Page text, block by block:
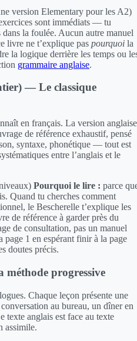
version Elementary pour les A2)
sont immédiats — tu
la foulée. Aucun autre manuel
livre ne t’explique pas pourquoi la
la logique derrière les temps ou
grammaire anglaise.
— Le classique
en français. La version anglaise
de référence exhaustif, pensé
syntaxe, phonétique — tout est
entre l’anglais et le
Pourquoi le lire : parce
Quand tu cherches comment
le Bescherelle t’explique les
de référence à garder près du
de consultation, pas un manuel
page 1 en espérant finir à la page
doutes précis.
progressive
Chaque leçon présente une
au bureau, un dîner en
texte anglais est face au texte
assimile.